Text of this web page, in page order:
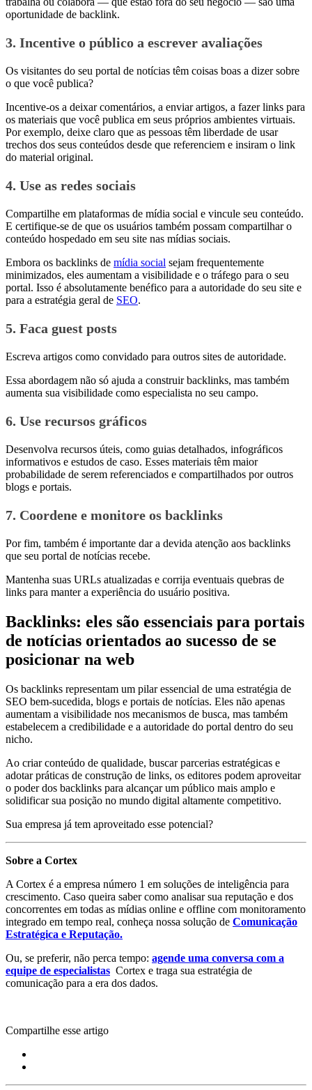
oportunidade de backlink.
3. Incentive o público a escrever avaliações
Os visitantes do seu portal de notícias têm coisas boas a dizer sobre
o que você publica?
Incentive-os a deixar comentários, a enviar artigos, a fazer links para
os materiais que você publica em seus próprios ambientes virtuais.
Por exemplo, deixe claro que as pessoas têm liberdade de usar
trechos dos seus conteúdos desde que referenciem e insiram o link
do material original.
4. Use as redes sociais
Compartilhe em plataformas de mídia social e vincule seu conteúdo.
E certifique-se de que os usuários também possam compartilhar o
conteúdo hospedado em seu site nas mídias sociais.
Embora os backlinks de mídia social sejam frequentemente
minimizados, eles aumentam a visibilidade e o tráfego para o seu
portal. Isso é absolutamente benéfico para a autoridade do seu site e
para a estratégia geral de SEO.
5. Faca guest posts
Escreva artigos como convidado para outros sites de autoridade.
Essa abordagem não só ajuda a construir backlinks, mas também
aumenta sua visibilidade como especialista no seu campo.
6. Use recursos gráficos
Desenvolva recursos úteis, como guias detalhados, infográficos
informativos e estudos de caso. Esses materiais têm maior
probabilidade de serem referenciados e compartilhados por outros
blogs e portais.
7. Coordene e monitore os backlinks
Por fim, também é importante dar a devida atenção aos backlinks
que seu portal de notícias recebe.
Mantenha suas URLs atualizadas e corrija eventuais quebras de
links para manter a experiência do usuário positiva.
Backlinks: eles são essenciais para portais
de notícias orientados ao sucesso de se
posicionar na web
Os backlinks representam um pilar essencial de uma estratégia de
SEO bem-sucedida, blogs e portais de notícias. Eles não apenas
aumentam a visibilidade nos mecanismos de busca, mas também
estabelecem a credibilidade e a autoridade do portal dentro do seu
nicho.
Ao criar conteúdo de qualidade, buscar parcerias estratégicas e
adotar práticas de construção de links, os editores podem aproveitar
o poder dos backlinks para alcançar um público mais amplo e
solidificar sua posição no mundo digital altamente competitivo.
Sua empresa já tem aproveitado esse potencial?
Sobre a Cortex
A Cortex é a empresa número 1 em soluções de inteligência para
crescimento. Caso queira saber como analisar sua reputação e dos
concorrentes em todas as mídias online e offline com monitoramento
integrado em tempo real, conheça nossa solução de Comunicação
Estratégica e Reputação.
Ou, se preferir, não perca tempo: agende uma conversa com a
equipe de especialistas Cortex e traga sua estratégia de
comunicação para a era dos dados.
Compartilhe esse artigo